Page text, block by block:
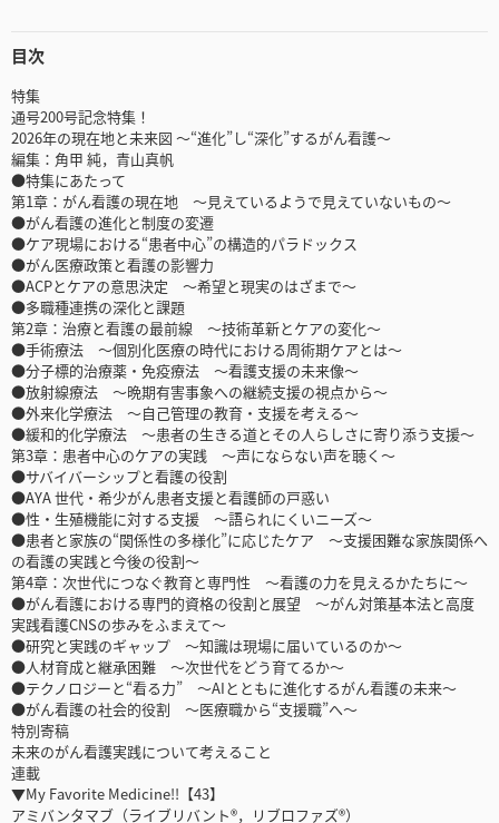
目次
特集
通号200号記念特集！
2026年の現在地と未来図 〜“進化”し“深化”するがん看護〜
編集：角甲 純，青山真帆
●特集にあたって
第1章：がん看護の現在地 〜見えているようで見えていないもの〜
●がん看護の進化と制度の変遷
●ケア現場における“患者中心”の構造的パラドックス
●がん医療政策と看護の影響力
●ACPとケアの意思決定 〜希望と現実のはざまで〜
●多職種連携の深化と課題
第2章：治療と看護の最前線 〜技術革新とケアの変化〜
●手術療法 〜個別化医療の時代における周術期ケアとは〜
●分子標的治療薬・免疫療法 〜看護支援の未来像〜
●放射線療法 〜晩期有害事象への継続支援の視点から〜
●外来化学療法 〜自己管理の教育・支援を考える〜
●緩和的化学療法 〜患者の生きる道とその人らしさに寄り添う支援〜
第3章：患者中心のケアの実践 〜声にならない声を聴く〜
●サバイバーシップと看護の役割
●AYA 世代・希少がん患者支援と看護師の戸惑い
●性・生殖機能に対する支援 〜語られにくいニーズ〜
●患者と家族の“関係性の多様化”に応じたケア 〜支援困難な家族関係へ
の看護の実践と今後の役割〜
第4章：次世代につなぐ教育と専門性 〜看護の力を見えるかたちに〜
●がん看護における専門的資格の役割と展望 〜がん対策基本法と高度
実践看護CNSの歩みをふまえて〜
●研究と実践のギャップ 〜知識は現場に届いているのか〜
●人材育成と継承困難 〜次世代をどう育てるか〜
●テクノロジーと“看る力” 〜AIとともに進化するがん看護の未来〜
●がん看護の社会的役割 〜医療職から“支援職”へ〜
特別寄稿
未来のがん看護実践について考えること
連載
▼My Favorite Medicine!!【43】
アミバンタマブ（ライブリバント®，リブロファズ®）